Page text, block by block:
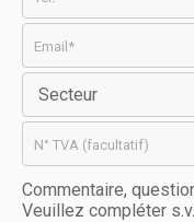
Commentaire,
Veuillez compléter